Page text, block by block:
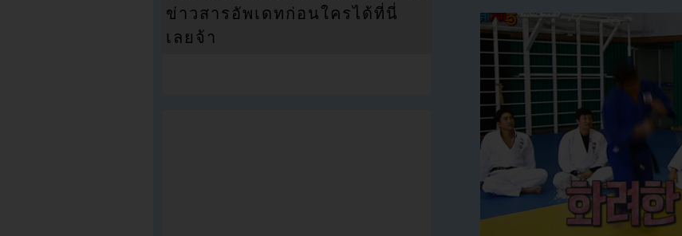
ข่าวสารอัพเดทก่อนใครได้ที่นี่
เลยจ้า